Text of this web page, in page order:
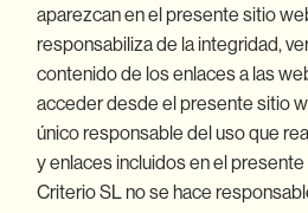
aparezcan en el presente sitio
responsabiliza de la integridad,
contenido de los enlaces a las
acceder desde el presente sitio
único responsable del uso que
y enlaces incluidos en el
Criterio SL no se hace